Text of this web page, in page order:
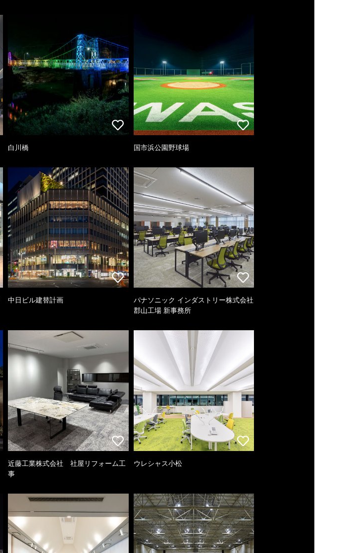
白川橋 国市浜公園野球場
中日ビル建替計画
パナソニック インダストリー株式会社
郡山工場 新事務所
近藤工業株式会社 社屋リフォーム工
事
ウレシャス小松